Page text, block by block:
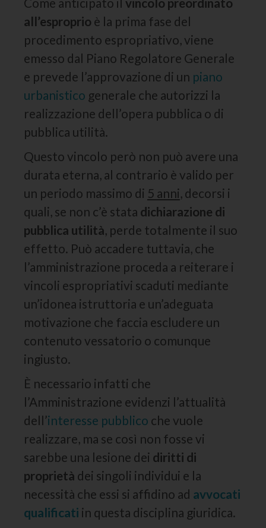
all’esproprio è la prima fase del
procedimento espropriativo, viene
emesso dal Piano Regolatore Generale
e prevede l’approvazione di un piano
urbanistico generale che autorizzi la
realizzazione dell’opera pubblica o di
pubblica utilità.
Questo vincolo però non può avere una
durata eterna, al contrario è valido per
un periodo massimo di 5 anni, decorsi i
quali, se non c’è stata dichiarazione di
pubblica utilità, perde totalmente il suo
effetto. Può accadere tuttavia, che
l’amministrazione proceda a reiterare i
vincoli espropriativi scaduti mediante
un’idonea istruttoria e un’adeguata
motivazione che faccia escludere un
contenuto vessatorio o comunque
ingiusto.
È necessario infatti che
l’Amministrazione evidenzi l’attualità
dell’interesse pubblico che vuole
realizzare, ma se così non fosse vi
sarebbe una lesione dei diritti di
proprietà dei singoli individui e la
necessità che essi si affidino ad avvocati
qualificati in questa disciplina giuridica.